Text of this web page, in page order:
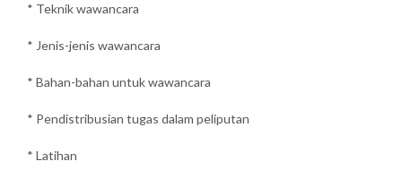
* Teknik wawancara
* Jenis-jenis wawancara
* Bahan-bahan untuk wawancara
* Pendistribusian tugas dalam peliputan
* Latihan